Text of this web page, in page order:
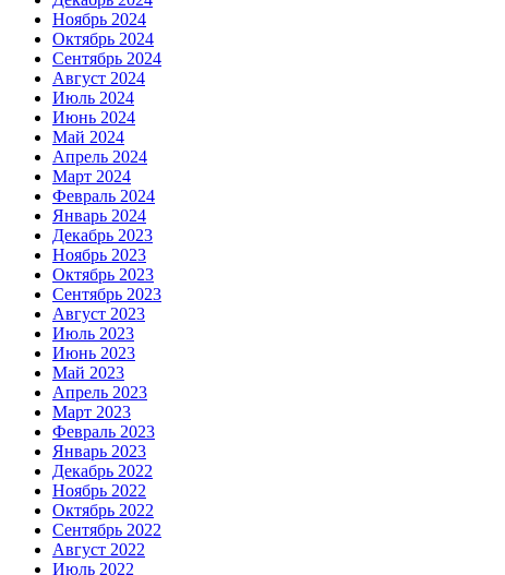
Ноябрь 2024
Октябрь 2024
Сентябрь 2024
Август 2024
Июль 2024
Июнь 2024
Май 2024
Апрель 2024
Март 2024
Февраль 2024
Январь 2024
Декабрь 2023
Ноябрь 2023
Октябрь 2023
Сентябрь 2023
Август 2023
Июль 2023
Июнь 2023
Май 2023
Апрель 2023
Март 2023
Февраль 2023
Январь 2023
Декабрь 2022
Ноябрь 2022
Октябрь 2022
Сентябрь 2022
Август 2022
Июль 2022